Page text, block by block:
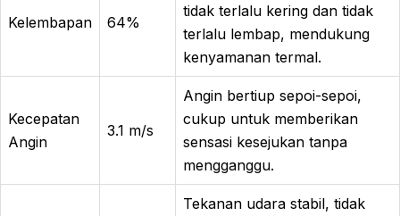
Kelembapan 64%
tidak terlalu kering dan tidak
terlalu lembap, mendukung
kenyamanan termal.
Kecepatan
Angin
3.1 m/s
Angin bertiup sepoi-sepoi,
cukup untuk memberikan
sensasi kesejukan tanpa
mengganggu.
Tekanan udara stabil, tidak